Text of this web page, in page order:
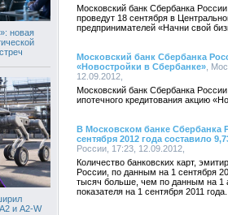
новая
и A2-W
Московский банк Сбербанка
проведут 18 сентября в
предпринимателей «Начни свой
Московский банк Сбербанка
«Новостройки в Сбербанке» ,
12.09.2012,
Московский банк Сбербанка
ипотечного кредитования акцию
В Московском банке Сбербанка
сентября 2012 года составило
России, 17:23, 12.09.2012,
Количество банковских карт,
России, по данным на 1 сентября
тысяч больше, чем по данным на 1
показателя на 1 сентября 2011 года.